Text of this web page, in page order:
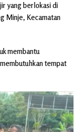
yang berlokasi di
Minje, Kecamatan
membantu
tempat